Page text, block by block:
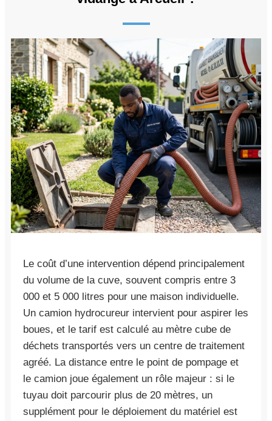
Le coût d’une intervention dépend principalement
du volume de la cuve, souvent compris entre 3
000 et 5 000 litres pour une maison individuelle.
Un camion hydrocureur intervient pour aspirer les
boues, et le tarif est calculé au mètre cube de
déchets transportés vers un centre de traitement
agréé. La distance entre le point de pompage et
le camion joue également un rôle majeur : si le
tuyau doit parcourir plus de 20 mètres, un
supplément pour le déploiement du matériel est